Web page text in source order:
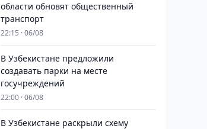
области обновят общественный
транспорт
22:15 · 06/08
В Узбекистане предложили
создавать парки на месте
госучреждений
22:00 · 06/08
В Узбекистане раскрыли схему